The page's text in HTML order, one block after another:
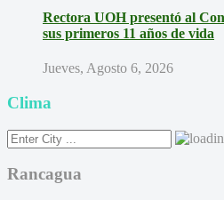
Rectora UOH presentó al
sus primeros 11 años de vida
Jueves, Agosto 6, 2026
Clima
Rancagua